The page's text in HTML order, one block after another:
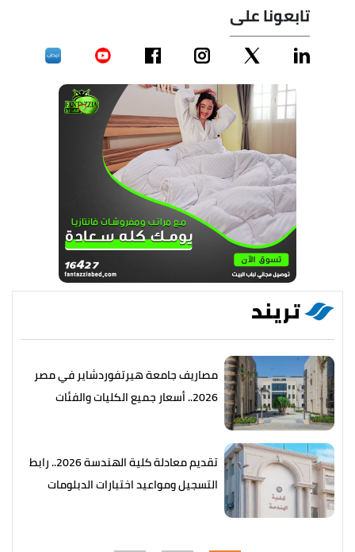
تابعونا على
تريند
مصاريف جامعة هيرتفوردشاير في مصر
2026.. أسعار جميع الكليات والفئات
تقديم معادلة كلية الهندسة 2026.. رابط
التسجيل ومواعيد اختبارات الدبلومات